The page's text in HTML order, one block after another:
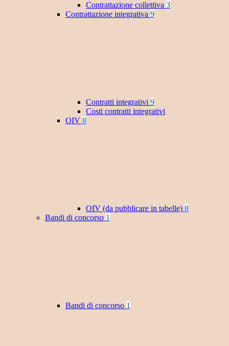
Contrattazione collettiva 3
Contrattazione integrativa 9
Contratti integrativi 9
Costi contratti integrativi
OIV 8
OIV (da pubblicare in tabelle) 8
Bandi di concorso 1
Bandi di concorso 1